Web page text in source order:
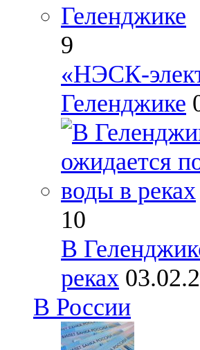
9
«НЭСК-
Геленджике
10
В
реках
В России